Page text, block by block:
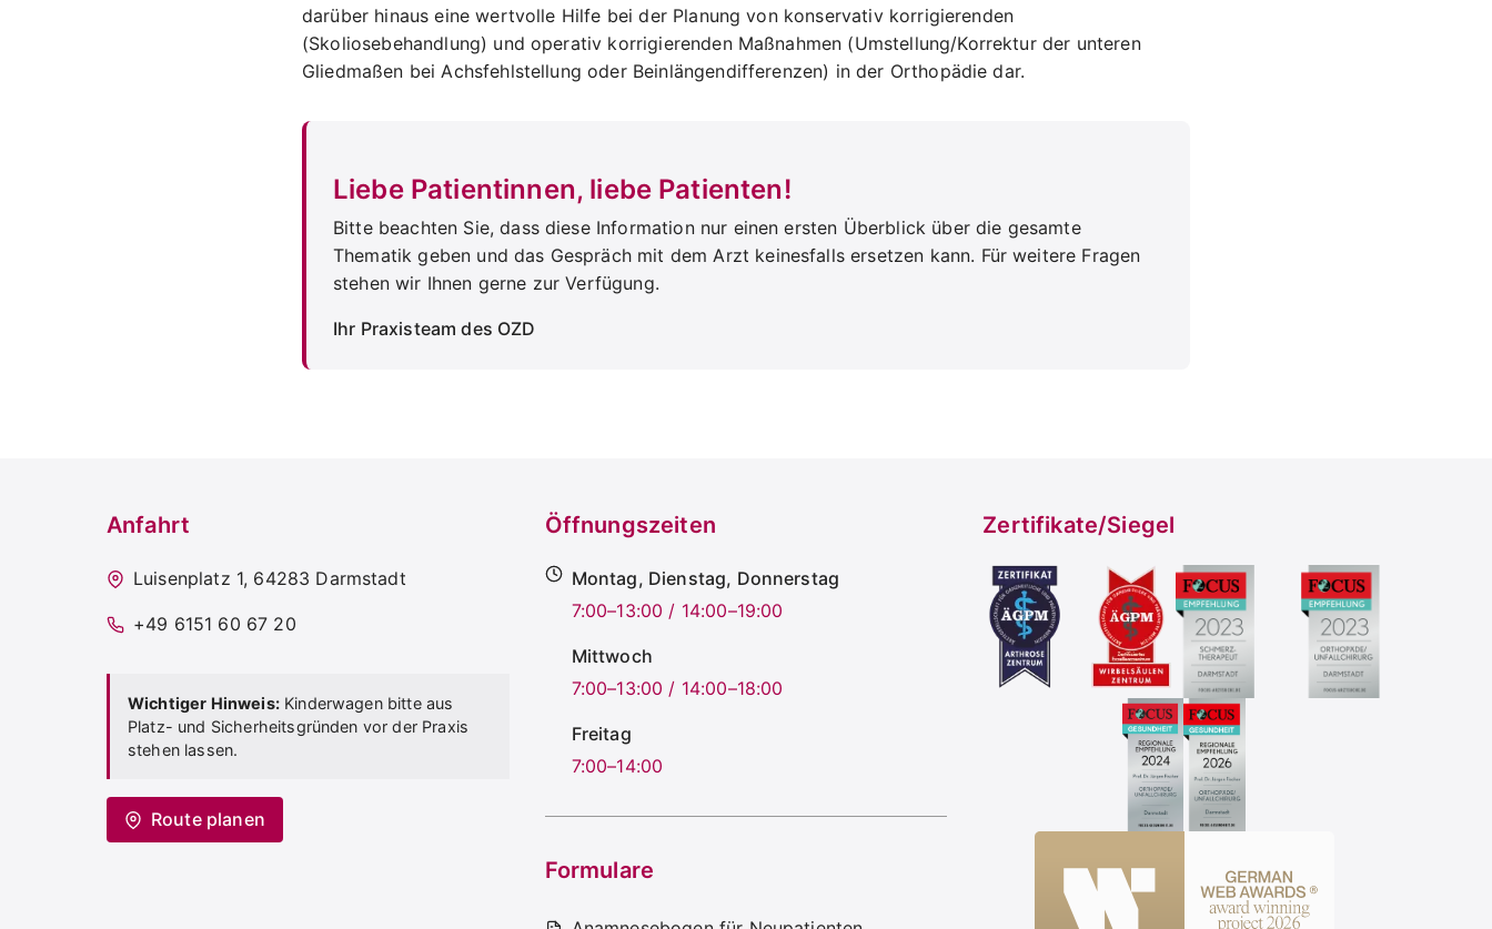
darüber hinaus eine wertvolle Hilfe bei der Planung von konservativ korrigierenden
(Skoliosebehandlung) und operativ korrigierenden Maßnahmen (Umstellung/Korrektur der unteren
Gliedmaßen bei Achsfehlstellung oder Beinlängendifferenzen) in der Orthopädie dar.
Liebe Patientinnen, liebe Patienten!
Bitte beachten Sie, dass diese Information nur einen ersten Überblick über die gesamte
Thematik geben und das Gespräch mit dem Arzt keinesfalls ersetzen kann. Für weitere Fragen
stehen wir Ihnen gerne zur Verfügung.
Ihr Praxisteam des OZD
Anfahrt
Luisenplatz 1, 64283 Darmstadt
+49 6151 60 67 20
Wichtiger Hinweis:Kinderwagen bitte aus
Platz- und Sicherheitsgründen vor der Praxis
stehen lassen.
Route planen
Öffnungszeiten
Montag, Dienstag, Donnerstag
7:00–13:00 / 14:00–19:00
Mittwoch
7:00–13:00 / 14:00–18:00
Freitag
7:00–14:00
Formulare
Zertifikate/Siegel